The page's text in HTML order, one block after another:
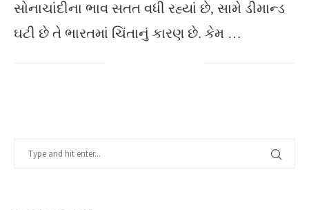
સોનાચાંદીના ભાવ સતત વધી રહ્યાં છે, સામે ડીમાન્ડ
ઘટી છે તે ભારતમાં ચિંતાનું કારણ છે. કેમ …